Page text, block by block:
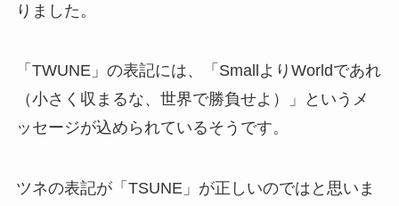
りました。
「TWUNE」の表記には、「SmallよりWorldであれ
（小さく収まるな、世界で勝負せよ）」というメ
ッセージが込められているそうです。
ツネの表記が「TSUNE」が正しいのではと思いま